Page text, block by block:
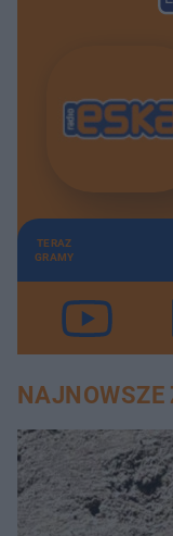
TERAZ
GRAMY
NAJNOWSZE